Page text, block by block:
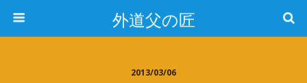
外道父の匠
2013/03/06